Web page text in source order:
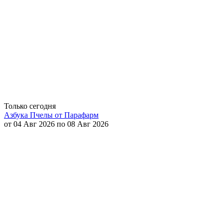
Только сегодня
Азбука Пчелы от Парафарм
от 04 Авг 2026 по 08 Авг 2026